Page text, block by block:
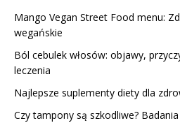
Mango Vegan Street Food menu:
wegańskie
Ból cebulek włosów: objawy,
leczenia
Najlepsze suplementy diety dla
Czy tampony są szkodliwe?